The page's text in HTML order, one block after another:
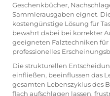
Geschenkbücher,
Sammlerausgaben eignet.
kostengünstige Lösung für
bewahrt dabei bei korrekter
geeigneten Falztechniken
professionelles
Die strukturellen
einfließen, beeinflussen das
gesamten Lebenszyklus des
flach aufschlagen lassen,